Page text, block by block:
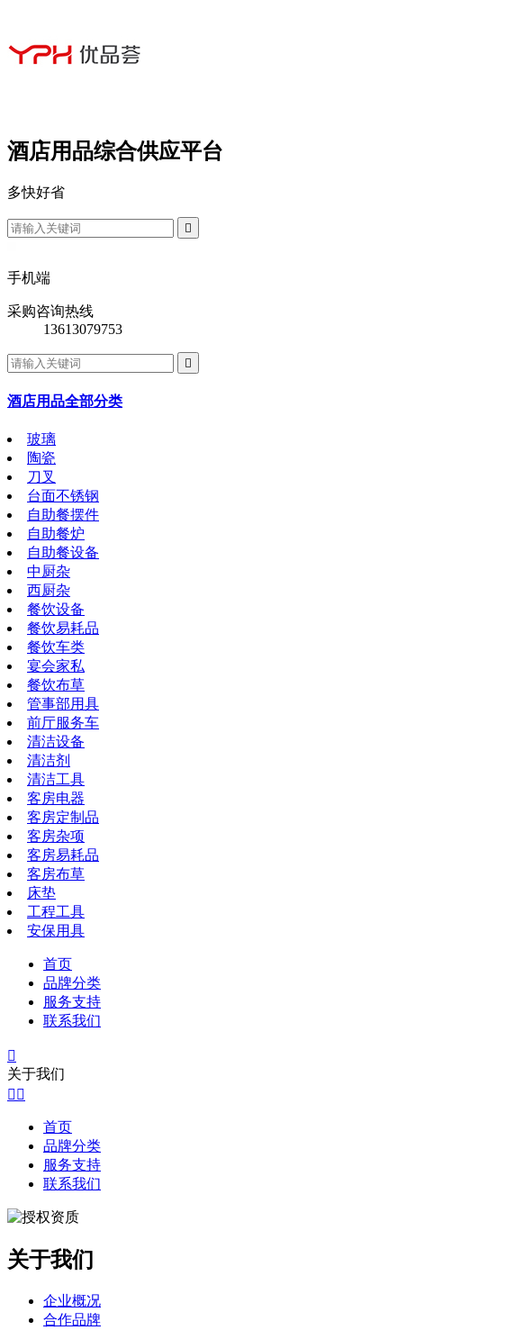
酒店用品综合供应平台
多快好省

手机端
采购咨询热线
13613079753

酒店用品全部分类
玻璃
陶瓷
刀叉
台面不锈钢
自助餐摆件
自助餐炉
自助餐设备
中厨杂
西厨杂
餐饮设备
餐饮易耗品
餐饮车类
宴会家私
餐饮布草
管事部用具
前厅服务车
清洁设备
清洁剂
清洁工具
客房电器
客房定制品
客房杂项
客房易耗品
客房布草
床垫
工程工具
安保用具
首页
品牌分类
服务支持
联系我们

关于我们
 
首页
品牌分类
服务支持
联系我们
关于我们
企业概况
合作品牌